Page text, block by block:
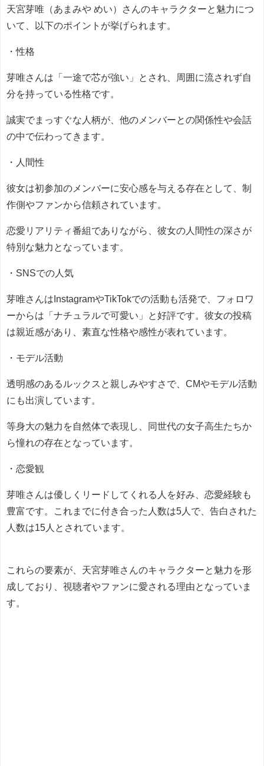
天宮芽唯（あまみや めい）さんのキャラクターと魅力につ
いて、以下のポイントが挙げられます。
・性格
芽唯さんは「一途で芯が強い」とされ、周囲に流されず自
分を持っている性格です。
誠実でまっすぐな人柄が、他のメンバーとの関係性や会話
の中で伝わってきます。
・人間性
彼女は初参加のメンバーに安心感を与える存在として、制
作側やファンから信頼されています。
恋愛リアリティ番組でありながら、彼女の人間性の深さが
特別な魅力となっています。
・SNSでの人気
芽唯さんはInstagramやTikTokでの活動も活発で、フォロワ
ーからは「ナチュラルで可愛い」と好評です。彼女の投稿
は親近感があり、素直な性格や感性が表れています。
・モデル活動
透明感のあるルックスと親しみやすさで、CMやモデル活動
にも出演しています。
等身大の魅力を自然体で表現し、同世代の女子高生たちか
ら憧れの存在となっています。
・恋愛観
芽唯さんは優しくリードしてくれる人を好み、恋愛経験も
豊富です。これまでに付き合った人数は5人で、告白された
人数は15人とされています。
これらの要素が、天宮芽唯さんのキャラクターと魅力を形
成しており、視聴者やファンに愛される理由となっていま
す。